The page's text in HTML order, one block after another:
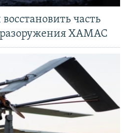
часть
разоружения ХАМАС